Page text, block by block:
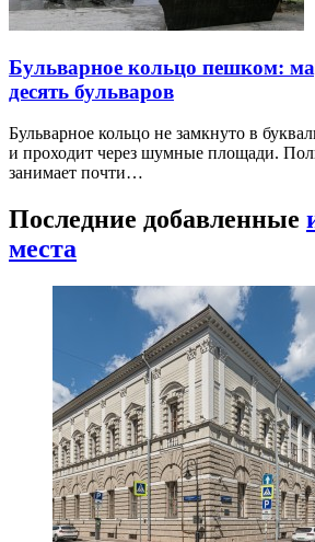
Бульварное кольцо пешком:
десять бульваров
Бульварное кольцо не замкнуто в
и проходит через шумные площади.
занимает почти…
Последние добавленные
места